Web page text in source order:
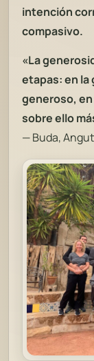
intención
compasivo.
«La
etapas: en la
generoso,
sobre ello
—Buda,